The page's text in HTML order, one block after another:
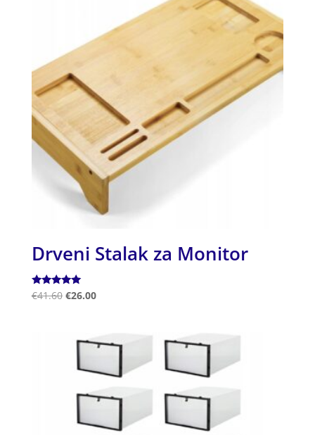
Drveni Stalak za Monitor
Ocjenjeno
5.00
€41.60 €26.00